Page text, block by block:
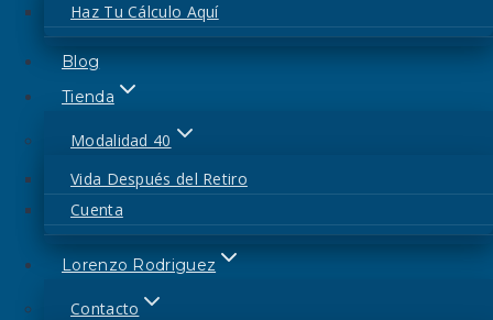
Haz Tu Cálculo Aquí
Blog
Tienda
Modalidad 40
Vida Después del Retiro
Cuenta
Lorenzo Rodriguez
Contacto
Por
2020
TODA LA INFORMACIÓN SOBRE
Actualizado:
Jueves Aug 6, 2026